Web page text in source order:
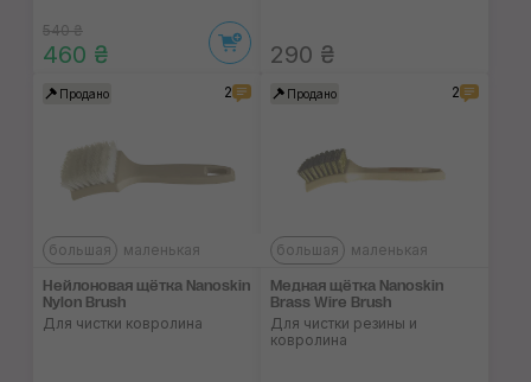
540 ₴
460 ₴ 290 ₴
Продано 2
большая маленькая
Нейлоновая щётка Nanoskin
Nylon Brush
Для чистки ковролина
Продано 2
большая маленькая
Медная щётка Nanoskin
Brass Wire Brush
Для чистки резины и
ковролина